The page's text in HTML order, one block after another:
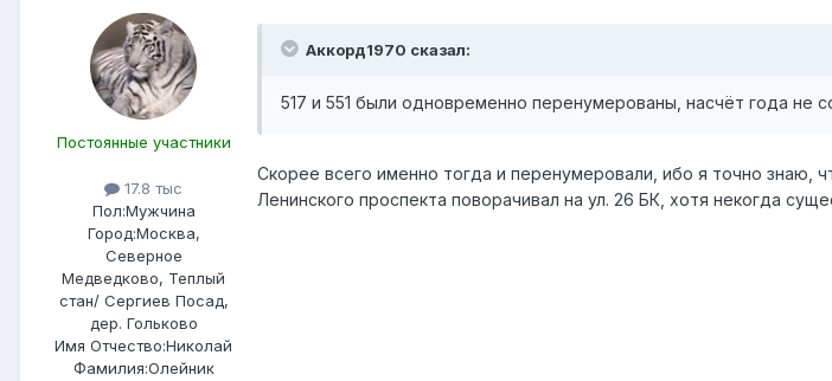
Постоянные участники
17.8 тыс
Пол:Мужчина
Город:Москва,
Северное
Медведково, Теплый
стан/ Сергиев Посад,
дер. Гольково
Имя Отчество:Николай
Фамилия:Олейник
Аккорд1970 сказал:
517 и 551 были одновременно перенумерованы, насчёт года не
Скорее всего именно тогда и перенумеровали, ибо я точно знаю,
Ленинского проспекта поворачивал на ул. 26 БК, хотя некогда